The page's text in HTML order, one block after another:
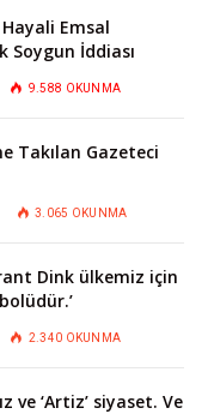
Emsal
Soygun İddiası
9.588 OKUNMA
Takılan Gazeteci
3.065 OKUNMA
Dink ülkemiz için
2.340 OKUNMA
ve ‘Artiz’ siyaset. Ve